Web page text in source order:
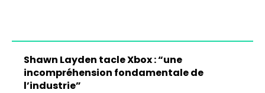
Shawn Layden tacle Xbox : “une
incompréhension fondamentale de
l’industrie”